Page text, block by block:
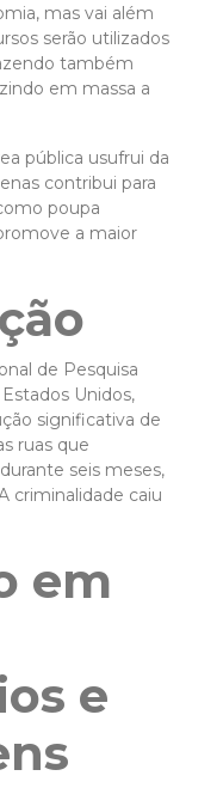
mas vai além
serão utilizados
também
em massa a
pública usufrui da
contribui para
poupa
a maior
de Pesquisa
Unidos,
significativa de
ruas que
seis meses,
criminalidade caiu
em
e